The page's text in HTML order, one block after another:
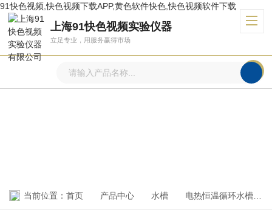
91快色视频,快色视频下载APP,黄色软件快色,快色视频软件下载
上海91快色视频实验仪器
立足专业，用服务赢得市场
当前位置： 首页 产品中心 水槽 电热恒温循环水槽